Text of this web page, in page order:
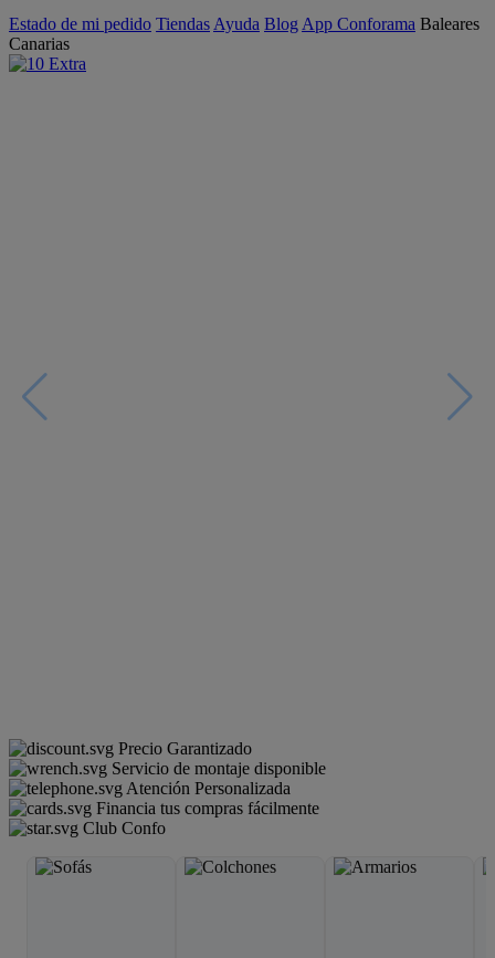
Estado de mi pedido Tiendas Ayuda Blog App Conforama Baleares
Canarias
Precio Garantizado
Servicio de montaje disponible
Atención Personalizada
Financia tus compras fácilmente
Club Confo